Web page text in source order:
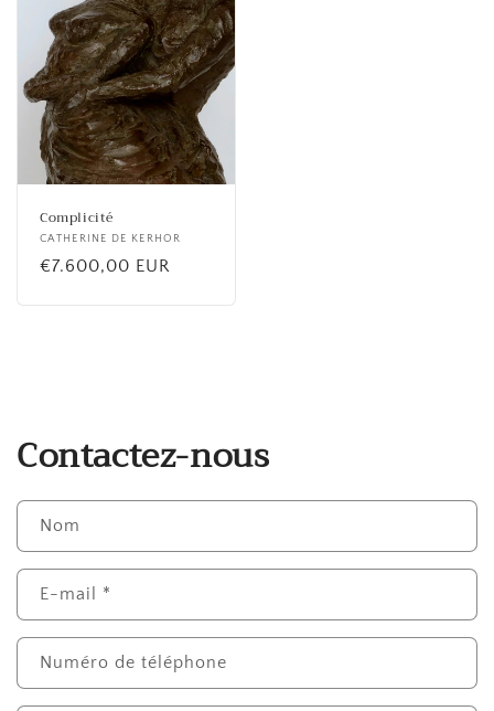
Complicité
Fournisseur :
CATHERINE DE KERHOR
Prix
€7.600,00 EUR
Contactez-nous
Nom
E-mail *
Numéro de téléphone